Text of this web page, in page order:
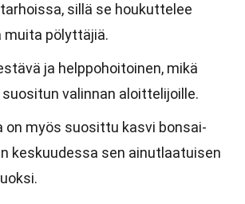
sillä se houkuttelee
muita pölyttäjiä.
ja helppohoitoinen, mikä
valinnan aloittelijoille.
on myös suosittu kasvi bonsai-
keskuudessa sen ainutlaatuisen